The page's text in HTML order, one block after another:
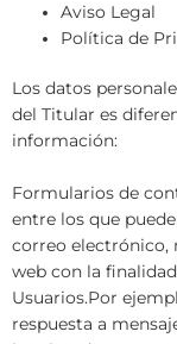
Aviso Legal
Política de
Los datos
del Titular es
información:
Formularios de
entre los que
correo electrónico,
web con la
Usuarios.Por
respuesta a